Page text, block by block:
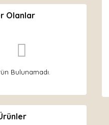
Olanlar
Bulunamadı.